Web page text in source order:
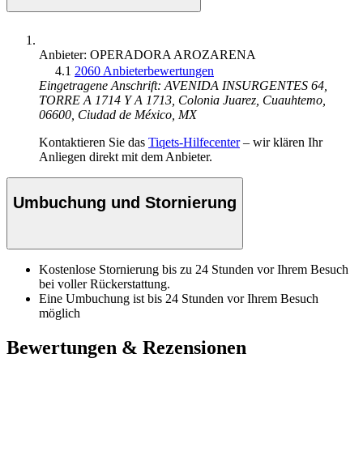
Anbieter: OPERADORA AROZARENA
4.1 2060 Anbieterbewertungen
Eingetragene Anschrift: AVENIDA INSURGENTES 64,
TORRE A 1714 Y A 1713, Colonia Juarez, Cuauhtemo,
06600, Ciudad de México, MX
Kontaktieren Sie das Tiqets-Hilfecenter– wir klären Ihr
Anliegen direkt mit dem Anbieter.
Umbuchung und Stornierung
Kostenlose Stornierung bis zu 24 Stunden vor Ihrem Besuch
bei voller Rückerstattung.
Eine Umbuchung ist bis 24 Stunden vor Ihrem Besuch
möglich
Bewertungen & Rezensionen